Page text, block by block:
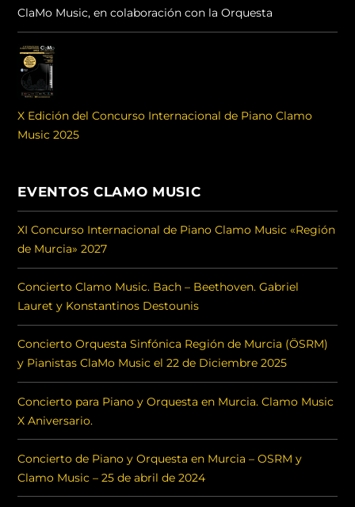
ClaMo Music, en colaboración con la Orquesta
X Edición del Concurso Internacional de Piano Clamo
Music 2025
EVENTOS CLAMO MUSIC
XI Concurso Internacional de Piano Clamo Music «Región
de Murcia» 2027
Concierto Clamo Music. Bach – Beethoven. Gabriel
Lauret y Konstantinos Destounis
Concierto Orquesta Sinfónica Región de Murcia (ÖSRM)
y Pianistas ClaMo Music el 22 de Diciembre 2025
Concierto para Piano y Orquesta en Murcia. Clamo Music
X Aniversario.
Concierto de Piano y Orquesta en Murcia – OSRM y
Clamo Music – 25 de abril de 2024